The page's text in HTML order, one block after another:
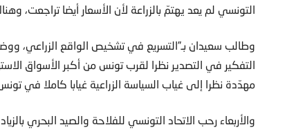
التونسي لم يعد يهتمّ بالزراعة لأن الأسعار أيضا تراجعت،
وطالب سعيدان بـ”التسريع في تشخيص الواقع الزراعي،
التفكير في التصدير نظرا لقرب تونس من أكبر الأسواق
مهدّدة نظرا إلى غياب السياسة الزراعية غيابا كاملا في
والأربعاء رحب الاتحاد التونسي للفلاحة والصيد البحري